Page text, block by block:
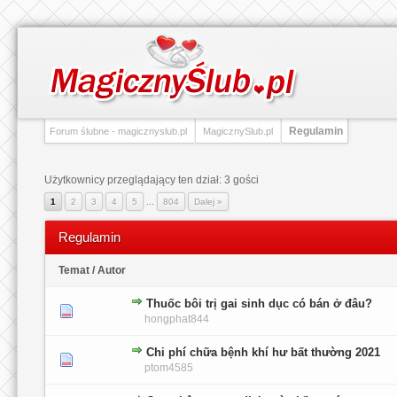
Forum ślubne - magicznyslub.pl MagicznySlub.pl Regulamin
Użytkownicy przeglądający ten dział: 3 gości
1 2 3 4 5 804 Dalej »
Regulamin
Temat / Autor
Thuốc bôi trị gai sinh dục có bán ở đâu?
hongphat844
0 głosów - średnia ocena: 0 na 5 gwiazdek
1 2345
Chi phí chữa bệnh khí hư bất thường 2021
ptom4585
0 głosów - średnia ocena: 0 na 5 gwiazdek
123 45